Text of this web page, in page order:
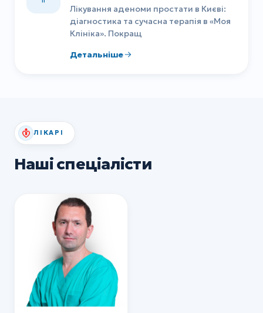
Лікування аденоми простати в Києві:
діагностика та сучасна терапія в «Моя
Клініка». Покращ
Детальніше
ЛІКАРІ
Наші спеціалісти